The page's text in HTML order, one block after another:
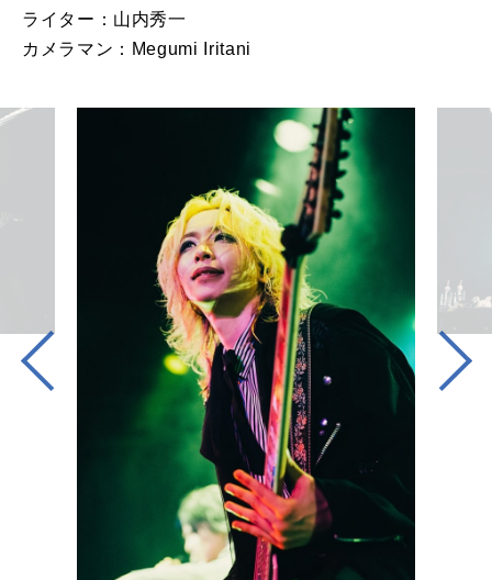
ライター：山内秀一
カメラマン：Megumi Iritani